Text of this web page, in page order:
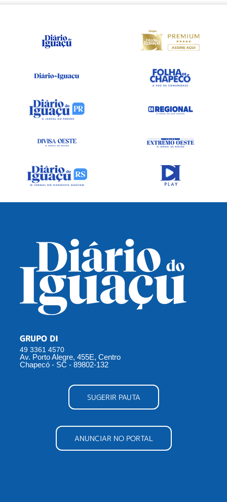
GRUPO DI
49 3361 4570
Av. Porto Alegre, 455E, Centro
Chapecó - SC - 89802-132
SUGERIR PAUTA
ANUNCIAR NO PORTAL